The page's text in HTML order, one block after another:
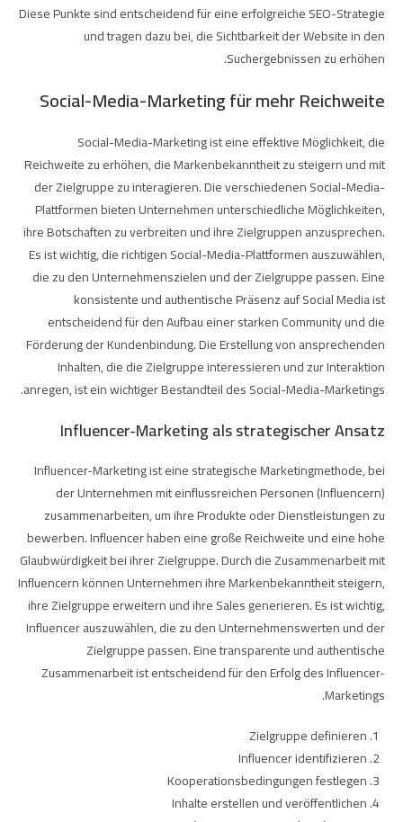
Diese Punkte sind entscheidend für eine erfolgreiche SEO-Strategie
und tragen dazu bei, die Sichtbarkeit der Website in den
Suchergebnissen zu erhöhen.
Social-Media-Marketing für mehr Reichweite
Social-Media-Marketing ist eine effektive Möglichkeit, die
Reichweite zu erhöhen, die Markenbekanntheit zu steigern und mit
der Zielgruppe zu interagieren. Die verschiedenen Social-Media-
Plattformen bieten Unternehmen unterschiedliche Möglichkeiten,
ihre Botschaften zu verbreiten und ihre Zielgruppen anzusprechen.
Es ist wichtig, die richtigen Social-Media-Plattformen auszuwählen,
die zu den Unternehmenszielen und der Zielgruppe passen. Eine
konsistente und authentische Präsenz auf Social Media ist
entscheidend für den Aufbau einer starken Community und die
Förderung der Kundenbindung. Die Erstellung von ansprechenden
Inhalten, die die Zielgruppe interessieren und zur Interaktion
anregen, ist ein wichtiger Bestandteil des Social-Media-Marketings.
Influencer-Marketing als strategischer Ansatz
Influencer-Marketing ist eine strategische Marketingmethode, bei
der Unternehmen mit einflussreichen Personen (Influencern)
zusammenarbeiten, um ihre Produkte oder Dienstleistungen zu
bewerben. Influencer haben eine große Reichweite und eine hohe
Glaubwürdigkeit bei ihrer Zielgruppe. Durch die Zusammenarbeit mit
Influencern können Unternehmen ihre Markenbekanntheit steigern,
ihre Zielgruppe erweitern und ihre Sales generieren. Es ist wichtig,
Influencer auszuwählen, die zu den Unternehmenswerten und der
Zielgruppe passen. Eine transparente und authentische
Zusammenarbeit ist entscheidend für den Erfolg des Influencer-
Marketings.
Zielgruppe definieren
Influencer identifizieren
Kooperationsbedingungen festlegen
Inhalte erstellen und veröffentlichen